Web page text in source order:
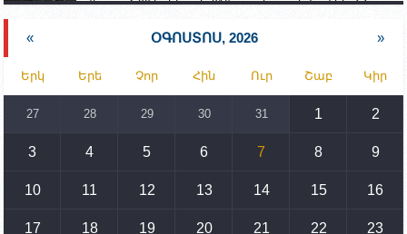
մնացած 20 երեխա և 216 տարեց գտնվում են ՀՀ
Իրանը կողմ է տարածաշրջանի համար շահավետ
տրանսպորտային հաղորդակցությունների
զարգացմանը, սակայն ոչ՝ միջազգային
սահմանների փոփոխությանը
15:10 02.10.2023
սպառնալիքները կասեցնելու համար. իսպանացի
պատգամավորը Գորիսում է
« ՕԳՈՍՏՈՍ, 2026 »
Երկ Երե Չոր Հին Ուր Շաբ Կիր
27 28 29 30 31 1 2
3 4 5 6 7 8 9
10 11 12 13 14 15 16
17 18 19 20 21 22 23